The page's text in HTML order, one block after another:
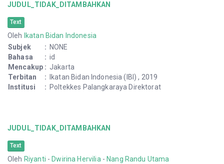
JUDUL_TIDAK_DITAMBAHKAN
Text
Oleh
Ikatan Bidan Indonesia
Subjek
: NONE
Bahasa
: id
Mencakup : Jakarta
Terbitan
:
Ikatan Bidan Indonesia (IBI) , 2019
Institusi
: Poltekkes Palangkaraya Direktorat
JUDUL_TIDAK_DITAMBAHKAN
Text
Oleh Riyanti - Dwirina Hervilia- Nang Randu Utama